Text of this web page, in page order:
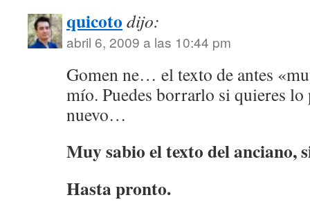
quicoto dijo:
abril 6, 2009 a las 10:44 pm
Gomen ne… el texto de antes
mío. Puedes borrarlo si quieres
nuevo…
Muy sabio el texto del anciano,
Hasta pronto.